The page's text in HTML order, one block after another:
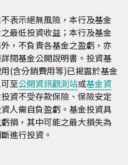
表示絕無風險，本行及基金
最低投資收益；本行及基金
，不負責各基金之盈虧，亦
閱基金公開說明書。投資基
(含分銷費用等)已揭露於基金
至公開資訊觀測站或基金資
資不受存款保險、保險安定
人需自負盈虧。基金投資具
損，其中可能之最大損失為
進行投資。